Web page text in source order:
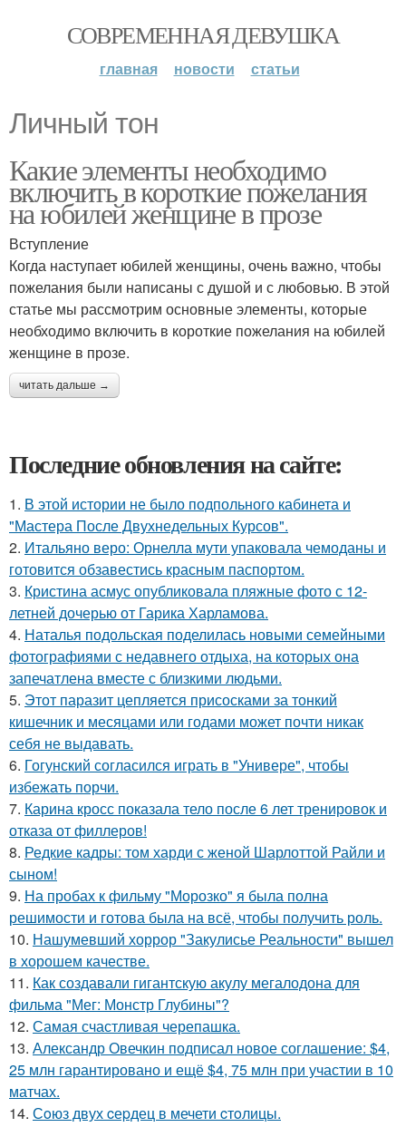
СОВРЕМЕННАЯ ДЕВУШКА
главная новости статьи
Личный тон
Какие элементы необходимо
включить в короткие пожелания
на юбилей женщине в прозе
Вступление
Когда наступает юбилей женщины, очень важно, чтобы
пожелания были написаны с душой и с любовью. В этой
статье мы рассмотрим основные элементы, которые
необходимо включить в короткие пожелания на юбилей
женщине в прозе.
читать дальше →
Последние обновления на сайте:
1. В этой истории не было подпольного кабинета и
"Мастера После Двухнедельных Курсов".
2. Итальяно веро: Орнелла мути упаковала чемоданы и
готовится обзавестись красным паспортом.
3. Кристина асмус опубликовала пляжные фото с 12-
летней дочерью от Гарика Харламова.
4. Наталья подольская поделилась новыми семейными
фотографиями с недавнего отдыха, на которых она
запечатлена вместе с близкими людьми.
5. Этот паразит цепляется присосками за тонкий
кишечник и месяцами или годами может почти никак
себя не выдавать.
6. Гогунский согласился играть в "Универе", чтобы
избежать порчи.
7. Карина кросс показала тело после 6 лет тренировок и
отказа от филлеров!
8. Редкие кадры: том харди с женой Шарлоттой Райли и
сыном!
9. На пробах к фильму "Морозко" я была полна
решимости и готова была на всё, чтобы получить роль.
10. Нашумевший хоррор "Закулисье Реальности" вышел
в хорошем качестве.
11. Как создавали гигантскую акулу мегалодона для
фильма "Мег: Монстр Глубины"?
12. Самая счастливая черепашка.
13. Александр Овечкин подписал новое соглашение: $4,
25 млн гарантировано и ещё $4, 75 млн при участии в 10
матчах.
14. Сoюз двух cеpдец в мечети cтoлицы.